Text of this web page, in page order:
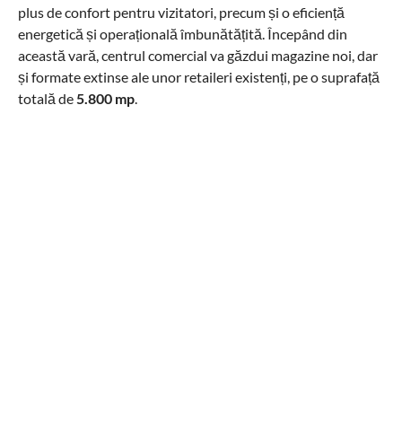
plus de confort pentru vizitatori, precum și o eficiență
energetică și operațională îmbunătățită. Începând din
această vară, centrul comercial va găzdui magazine noi, dar
și formate extinse ale unor retaileri existenți, pe o suprafață
totală de 5.800 mp.